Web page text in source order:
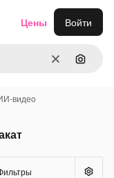
ОчиститьПоиск
Цены Войти
видео